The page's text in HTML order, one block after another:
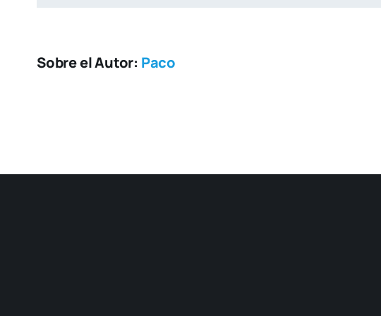
Sobre el Autor: Paco